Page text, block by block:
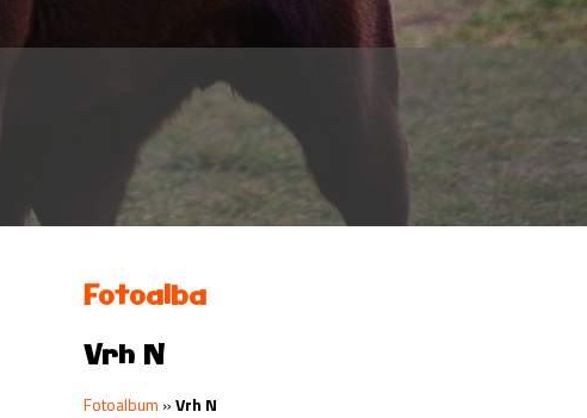
Fotoalba
Vrh N
Fotoalbum »Vrh N